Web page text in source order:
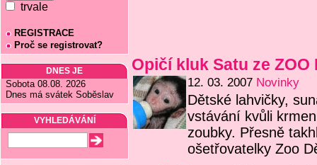
trvale
REGISTRACE
Proč se registrovat?
DNES JE
Sobota 08.08. 2026
Dnes má svátek Soběslav
VYHLEDÁVÁNÍ
Opičí kluk Satu ze
12. 03. 2007 Novinky
Dětské lahvičky,
vstávání kvůli
zoubky. Přesně
ošetřovatelky Zoo